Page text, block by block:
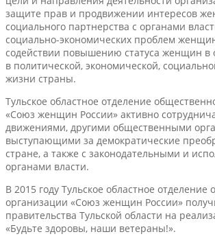
защите прав и продвижении интересов
социального партнерства с органами
социально-экономических проблем
содействии повышению статуса женщин в
в политической, экономической,
жизни страны.
Тульское областное отделение
«Союз женщин России» активно
движениями, другими общественными
выступающими за демократические
стране, а также с законодательными и
органами власти.
В 2015 году Тульское областное отделение
организации «Союз женщин России»
правительства Тульской области на
«Будьте здоровы, наши ветераны!».